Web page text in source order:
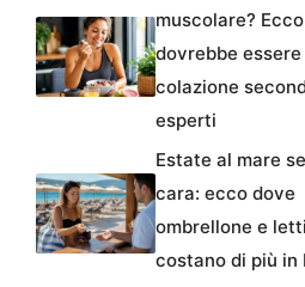
muscolare?
dovrebbe essere
colazione
esperti
Estate al mare
cara: ecco dove
ombrellone e
costano di più in